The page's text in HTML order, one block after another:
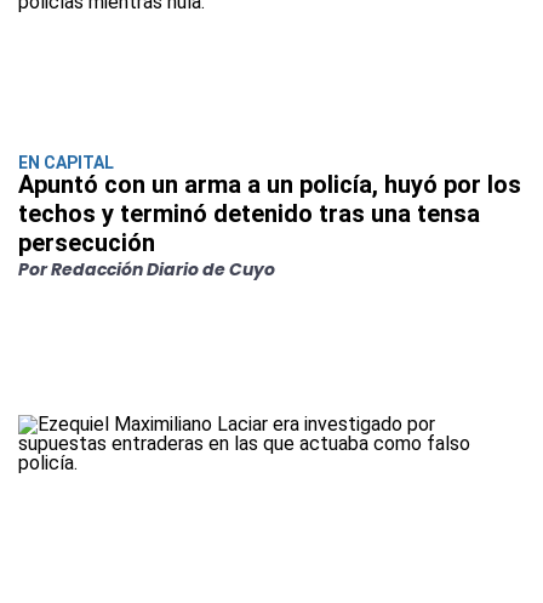
EN CAPITAL
Apuntó con un arma a un policía, huyó por los
techos y terminó detenido tras una tensa
persecución
Por Redacción Diario de Cuyo